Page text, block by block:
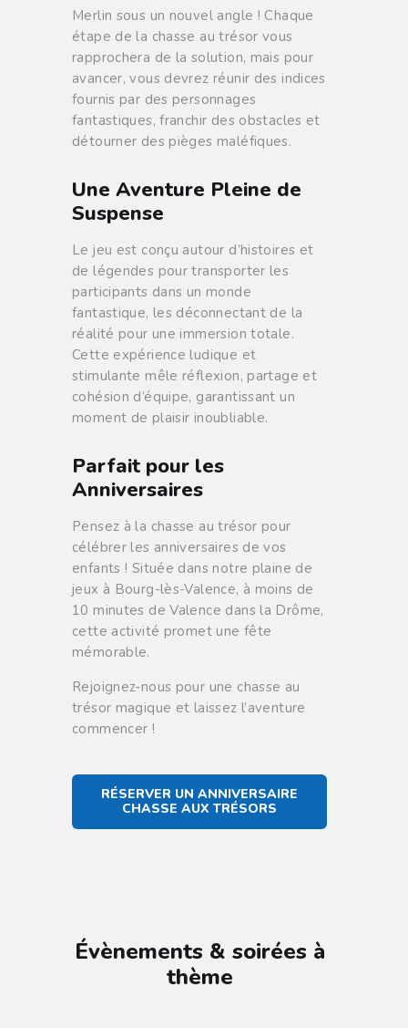
Merlin sous un nouvel angle ! Chaque
étape de la chasse au trésor vous
rapprochera de la solution, mais pour
avancer, vous devrez réunir des indices
fournis par des personnages
fantastiques, franchir des obstacles et
détourner des pièges maléfiques.
Une Aventure Pleine de
Suspense
Le jeu est conçu autour d’histoires et
de légendes pour transporter les
participants dans un monde
fantastique, les déconnectant de la
réalité pour une immersion totale.
Cette expérience ludique et
stimulante mêle réflexion, partage et
cohésion d’équipe, garantissant un
moment de plaisir inoubliable.
Parfait pour les
Anniversaires
Pensez à la chasse au trésor pour
célébrer les anniversaires de vos
enfants ! Située dans notre plaine de
jeux à Bourg-lès-Valence, à moins de
10 minutes de Valence dans la Drôme,
cette activité promet une fête
mémorable.
Rejoignez-nous pour une chasse au
trésor magique et laissez l’aventure
commencer !
RÉSERVER UN ANNIVERSAIRE
CHASSE AUX TRÉSORS
Évènements & soirées à
thème